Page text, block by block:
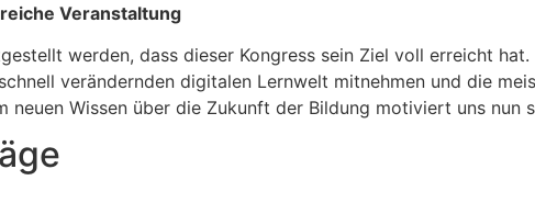
Veranstaltung
werden, dass dieser Kongress sein Ziel voll erreicht
verändernden digitalen Lernwelt mitnehmen und die
neuen Wissen über die Zukunft der Bildung motiviert uns